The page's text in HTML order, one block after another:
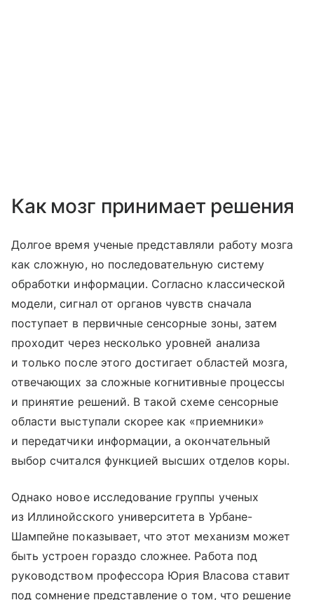
Как мозг принимает решения
Долгое время ученые представляли работу мозга
как сложную, но последовательную систему
обработки информации. Согласно классической
модели, сигнал от органов чувств сначала
поступает в первичные сенсорные зоны, затем
проходит через несколько уровней анализа
и только после этого достигает областей мозга,
отвечающих за сложные когнитивные процессы
и принятие решений. В такой схеме сенсорные
области выступали скорее как «приемники»
и передатчики информации, а окончательный
выбор считался функцией высших отделов коры.
Однако новое исследование группы ученых
из Иллинойсского университета в Урбане-
Шампейне показывает, что этот механизм может
быть устроен гораздо сложнее. Работа под
руководством профессора Юрия Власова ставит
под сомнение представление о том, что решение